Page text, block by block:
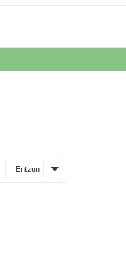
Entzun